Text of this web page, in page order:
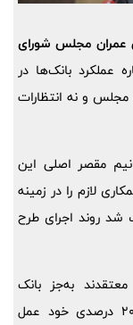
عمران مجلس شورای
عملکرد بانک‌ها در
و نه انتظارات
مقصر اصلی این
لازم را در زمینه
شد روند اجرای طرح
به‌جز بانک
مسکن، هیچ‌یک از بانک‌های عامل به تعهد 20 درصدی خود عمل